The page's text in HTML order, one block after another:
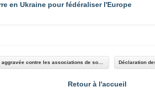
en Ukraine pour fédéraliser l'Europe
Retour à l'accueil